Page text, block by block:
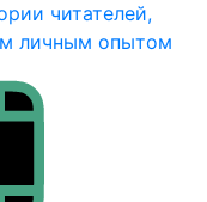
читателей,
личным опытом